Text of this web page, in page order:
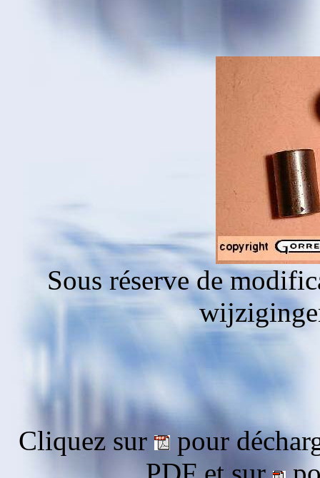
Sous réserve de
Cliquez sur
pour